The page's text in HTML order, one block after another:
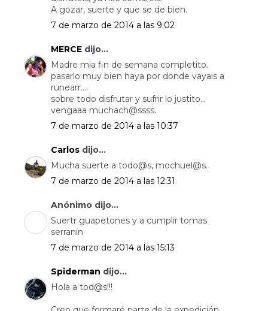
A gozar, suerte y que se de bien.
7 de marzo de 2014 a las 9:02
MERCE dijo...
Madre mia fin de semana completito.
pasarlo muy bien haya por donde vayais a
runearr....
sobre todo disfrutar y sufrir lo justito...
vengaaa muchach@ssss.
7 de marzo de 2014 a las 10:37
Carlos dijo...
Mucha suerte a todo@s, mochuel@s.
7 de marzo de 2014 a las 12:31
Anónimo dijo...
Suertr guapetones y a cumplir tomas
serranin
7 de marzo de 2014 a las 15:13
Spiderman dijo...
Hola a tod@s!!!